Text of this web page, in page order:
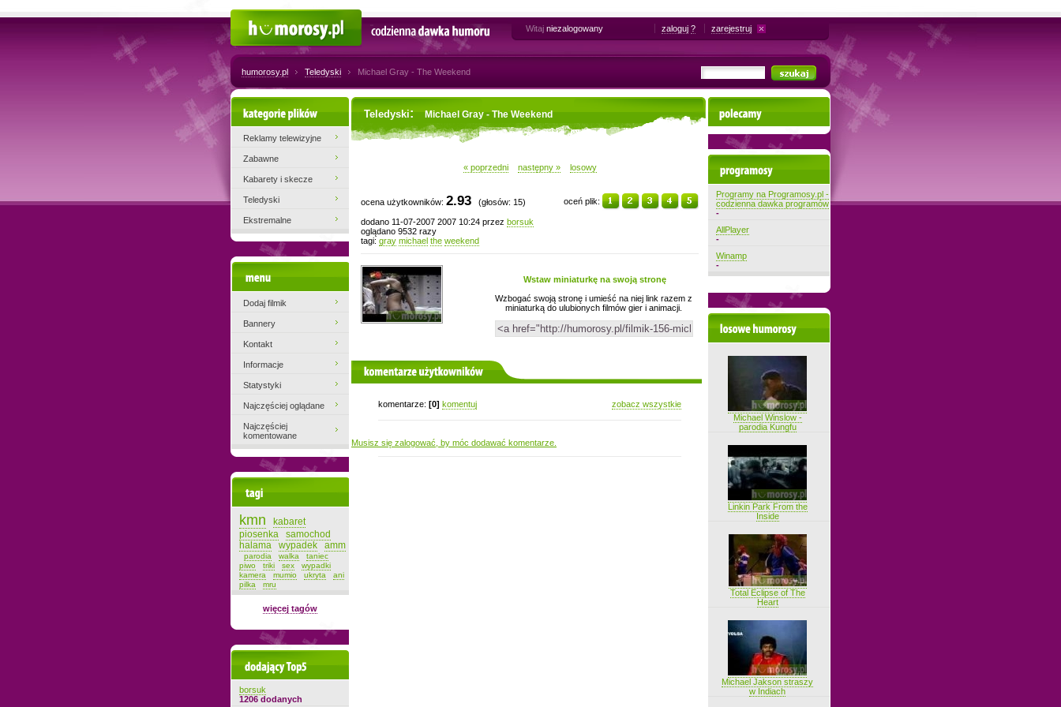
Codzienna dawka humoru
Witaj niezalogowany zaloguj ? zarejestruj
humorosy.pl Teledyski Michael Gray - The Weekend
Teledyski: Michael Gray - The Weekend
« poprzedni następny » losowy
ocena użytkowników: 2.93 (głosów: 15) oceń plik:
dodano 11-07-2007 2007 10:24 przez borsuk
oglądano 9532 razy
tagi: gray michael the weekend
Wstaw miniaturkę na swoją stronę
Wzbogać swoją stronę i umieść na niej link razem z
miniaturką do ulubionych filmów gier i animacji.
komentarze użytkowników
komentarze: [0] komentuj zobacz wszystkie
Musisz się zalogować, by móc dodawać komentarze.
Kategorie plików
Reklamy telewizyjne
Zabawne
Kabarety i skecze
Teledyski
Ekstremalne
Dodaj filmik
Bannery
Kontakt
Informacje
Statystyki
Najczęściej oglądane
Najczęściej
komentowane
kmn
kabaret
piosenka
samochod
halama
wypadek amm
parodia walka
taniec
piwo
triki sex
wypadki
kamera
mumio ukryta
ani
pilka
mru
więcej tagów
Dodający top-5
borsuk
1206 dodanych
Polecamy
Najnowsze programy
Programy na Programosy.pl -
codzienna dawka programów
-
AllPlayer
-
Winamp
-
Losowe filmiki
Michael Winslow -
parodia Kungfu
Linkin Park From the
Inside
Total Eclipse of The
Heart
Michael Jakson straszy
w Indiach